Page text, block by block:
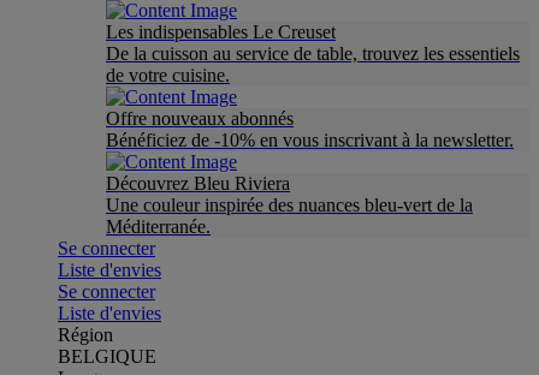
Les indispensables Le Creuset
De la cuisson au service de table, trouvez les essentiels
de votre cuisine.
Offre nouveaux abonnés
Bénéficiez de -10% en vous inscrivant à la newsletter.
Découvrez Bleu Riviera
Une couleur inspirée des nuances bleu-vert de la
Méditerranée.
Se connecter
Liste d'envies
Se connecter
Liste d'envies
Région
BELGIQUE